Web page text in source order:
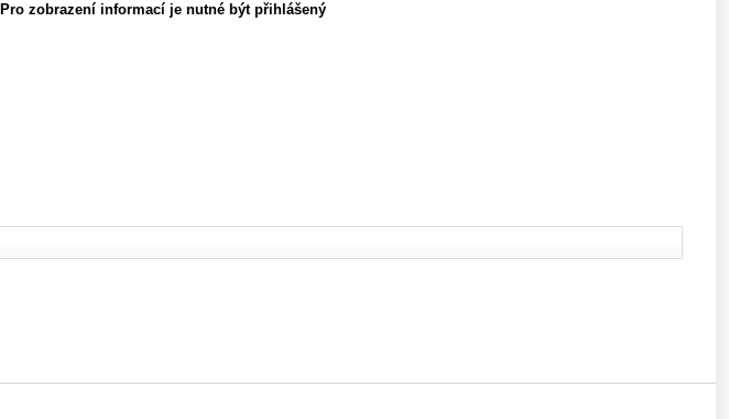
Pro zobrazení informací je nutné být přihlášený